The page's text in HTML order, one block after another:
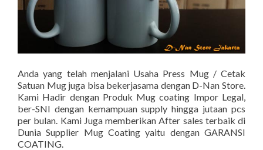
Anda yang telah menjalani Usaha Press Mug / Cetak
Satuan Mug juga bisa bekerjasama dengan D-Nan Store.
Kami Hadir dengan Produk Mug coating Impor Legal,
ber-SNI dengan kemampuan supply hingga jutaan pcs
per bulan. Kami Juga memberikan After sales terbaik di
Dunia Supplier Mug Coating yaitu dengan GARANSI
COATING.